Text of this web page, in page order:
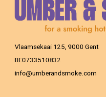
Vlaamsekaai 125, 9000 Gent
BE0733510832
info@umberandsmoke.com